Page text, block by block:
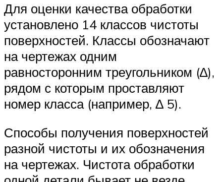
Для оценки качества обработки
установлено 14 классов чистоты
поверхностей. Классы обозначают
на чертежах одним
равносторонним треугольником (∆),
рядом с которым проставляют
номер класса (например, ∆ 5).
Способы получения поверхностей
разной чистоты и их обозначения
на чертежах. Чистота обработки